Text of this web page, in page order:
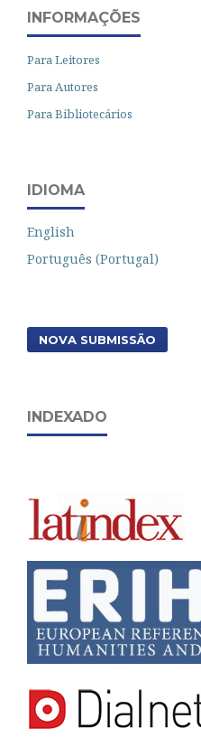
INFORMAÇÕES
Para Leitores
Para Autores
Para Bibliotecários
IDIOMA
English
Português (Portugal)
NOVA SUBMISSÃO
INDEXADO